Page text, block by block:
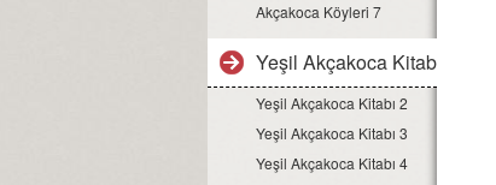
Akçakoca Köyleri 7
Yeşil Akçakoca Kitabı 1
Yeşil Akçakoca Kitabı 2
Yeşil Akçakoca Kitabı 3
Yeşil Akçakoca Kitabı 4